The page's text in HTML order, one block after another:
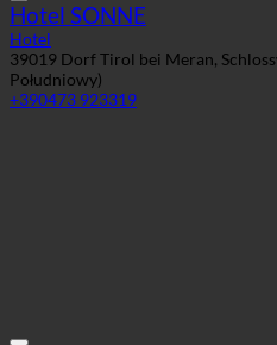
Hotel SONNE
Hotel
39019 Dorf Tirol bei Meran,
Południowy)
+390473 923319